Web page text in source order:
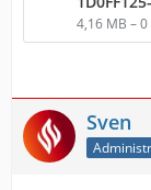
4,16 MB –
Sven